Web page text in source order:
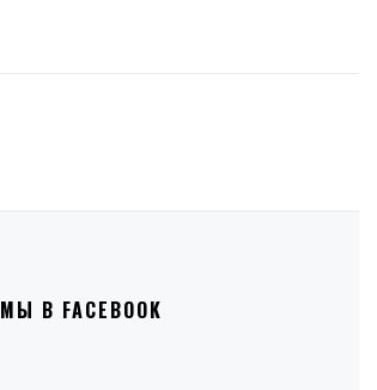
МЫ В FACEBOOK